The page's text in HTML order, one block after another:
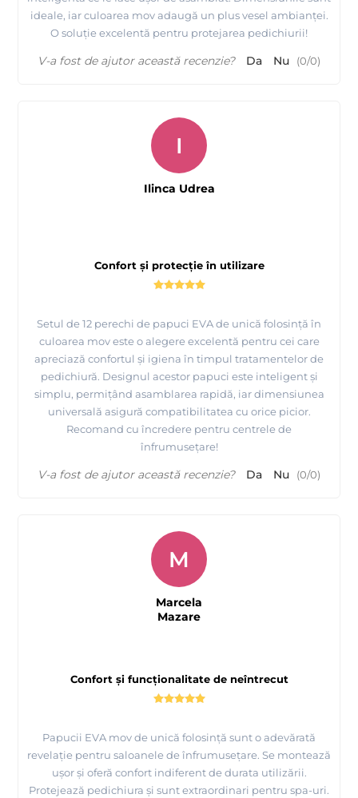
ideale, iar culoarea mov adaugă un plus vesel ambianței.
O soluție excelentă pentru protejarea pedichiurii!
V-a fost de ajutor această recenzie? Da Nu (0/0)
Confort și protecție în utilizare
Setul de 12 perechi de papuci EVA de unică folosință în
culoarea mov este o alegere excelentă pentru cei care
apreciază confortul și igiena în timpul tratamentelor de
pedichiură. Designul acestor papuci este inteligent și
simplu, permițând asamblarea rapidă, iar dimensiunea
universală asigură compatibilitatea cu orice picior.
Recomand cu încredere pentru centrele de
înfrumusețare!
I
Ilinca Udrea
V-a fost de ajutor această recenzie? Da Nu (0/0)
Confort și funcționalitate de neîntrecut
Papucii EVA mov de unică folosință sunt o adevărată
revelație pentru saloanele de înfrumusețare. Se montează
ușor și oferă confort indiferent de durata utilizării.
Protejează pedichiura și sunt extraordinari pentru spa-uri.
M
Marcela
Mazare